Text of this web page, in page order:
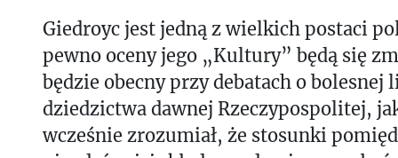
Giedroyc jest jedną z wielkich postaci
pewno oceny jego „Kultury” będą się
będzie obecny przy debatach o bolesnej
dziedzictwa dawnej Rzeczypospolitej,
wcześnie zrozumiał, że stosunki